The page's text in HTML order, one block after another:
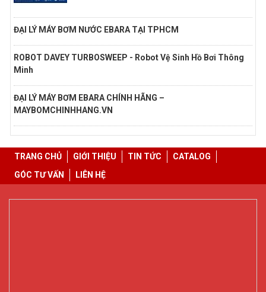
ĐẠI LÝ MÁY BƠM NƯỚC EBARA TẠI TPHCM
ROBOT DAVEY TURBOSWEEP - Robot Vệ Sinh Hồ Bơi Thông
Minh
ĐẠI LÝ MÁY BƠM EBARA CHÍNH HÃNG –
MAYBOMCHINHHANG.VN
TRANG CHỦ GIỚI THIỆU TIN TỨC
CATALOG
GÓC TƯ VẤN
LIÊN HỆ